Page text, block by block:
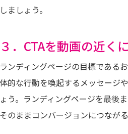
しましょう。
３．CTAを動画の近く
ランディングページの目標である
体的な行動を喚起するメッセージ
ょう。ランディングページを最後
そのままコンバージョンにつなが